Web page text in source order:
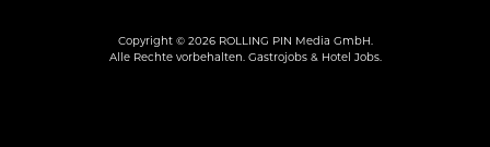
Copyright © 2026 ROLLING PIN Media GmbH.
Alle Rechte vorbehalten. Gastrojobs & Hotel Jobs.